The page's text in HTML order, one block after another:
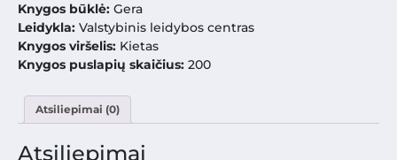
Knygos būklė: Gera
Leidykla: Valstybinis leidybos centras
Knygos viršelis: Kietas
Knygos puslapių skaičius: 200
Atsiliepimai (0)
Atsiliepimai